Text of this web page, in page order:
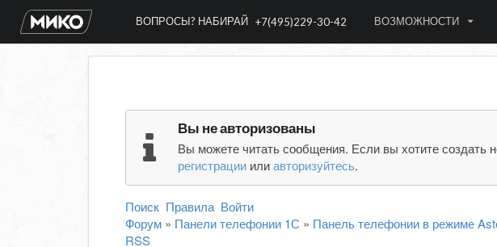
ВОПРОСЫ? НАБИРАЙ+7(495)229-30-42 ВОЗМОЖНОСТИ
Вы не авторизованы
Вы можете читать сообщения. Если вы хотите создать
регистрации илиавторизуйтесь.
Поиск Правила Войти
Форум » Панели телефонии 1С » Панель телефонии в режиме
RSS